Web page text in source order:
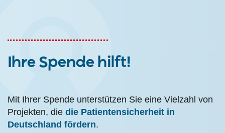
Ihre Spende hilft!
Mit Ihrer Spende unterstützen Sie eine Vielzahl von
Projekten, die die Patientensicherheit in
Deutschland fördern.